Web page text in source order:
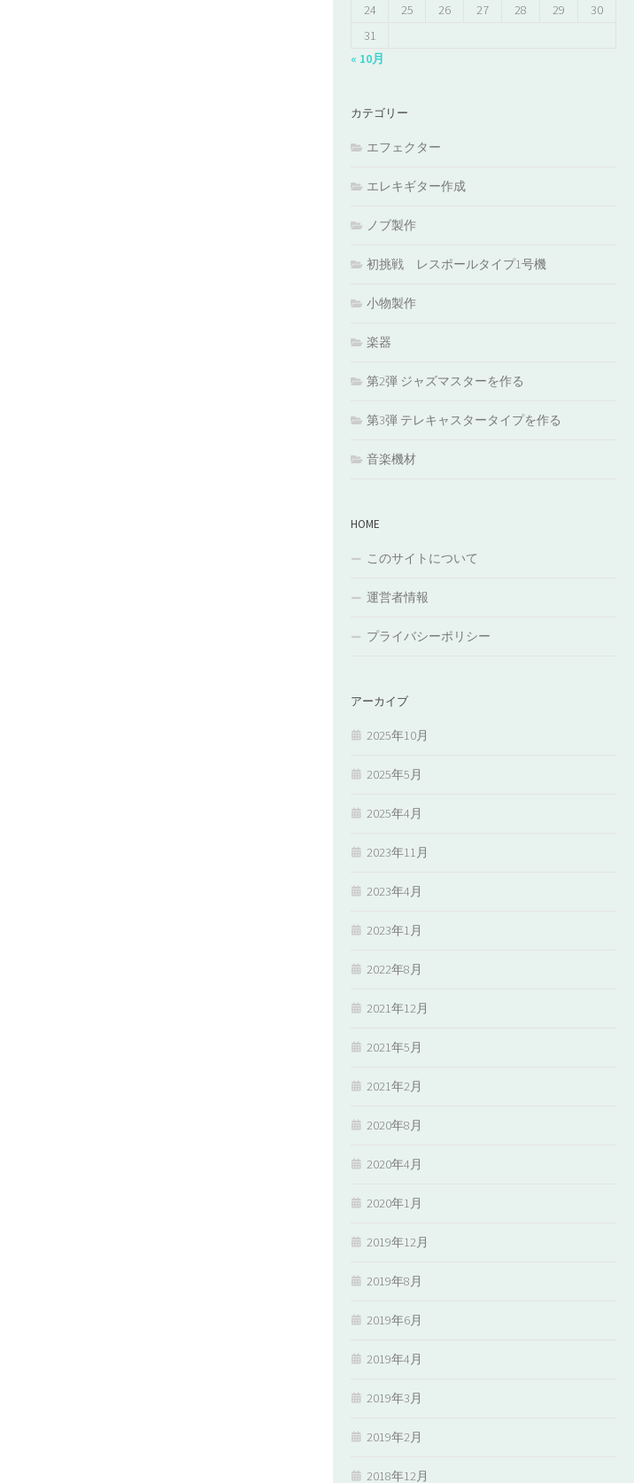
24
25 26 27 28 29
30
31
« 10月
カテゴリー
エフェクター
エレキギター作成
ノブ製作
初挑戦 レスポールタイプ1号機
小物製作
楽器
第2弾 ジャズマスターを作る
第3弾 テレキャスタータイプを作る
音楽機材
HOME
このサイトについて
運営者情報
プライバシーポリシー
アーカイブ
2025年10月
2025年5月
2025年4月
2023年11月
2023年4月
2023年1月
2022年8月
2021年12月
2021年5月
2021年2月
2020年8月
2020年4月
2020年1月
2019年12月
2019年8月
2019年6月
2019年4月
2019年3月
2019年2月
2018年12月